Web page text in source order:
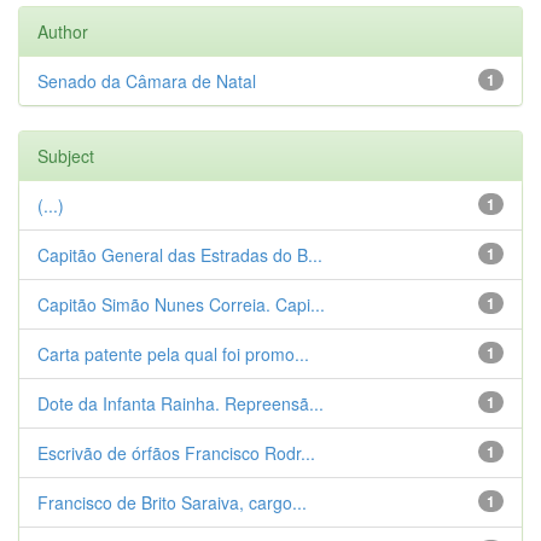
Author
1
Senado da Câmara de Natal
Subject
1
(...)
1
Capitão General das Estradas do B...
1
Capitão Simão Nunes Correia. Capi...
1
Carta patente pela qual foi promo...
1
Dote da Infanta Rainha. Repreensã...
1
Escrivão de órfãos Francisco Rodr...
1
Francisco de Brito Saraiva, cargo...